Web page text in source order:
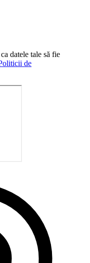
datele tale să fie
de